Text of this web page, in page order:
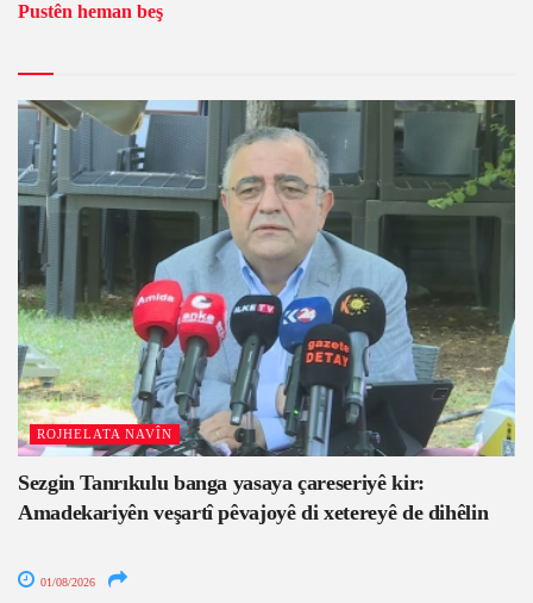
Pustên heman beş
ROJHELATA NAVÎN
Sezgin Tanrıkulu banga yasaya çareseriyê kir:
Amadekariyên veşartî pêvajoyê di xetereyê de dihêlin
01/08/2026